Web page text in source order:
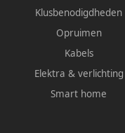
Klusbenodigdheden
Opruimen
Kabels
Elektra & verlichting
Smart home